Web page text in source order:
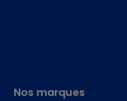
Nos marques